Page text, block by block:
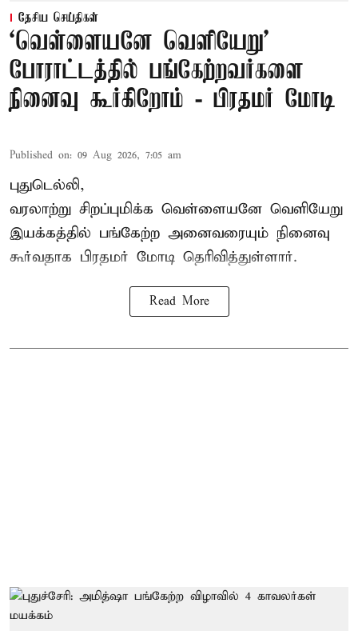
தேசிய செய்திகள்
‘வெள்ளையனே வெளியேறு’
போராட்டத்தில் பங்கேற்றவர்களை
நினைவு கூர்கிறோம் - பிரதமர் மோடி
Published on: 09 Aug 2026, 7:05 am
புதுடெல்லி,
வரலாற்று சிறப்புமிக்க வெள்ளையனே வெளியேறு
இயக்கத்தில் பங்கேற்ற அனைவரையும் நினைவு
கூர்வதாக பிரதமர் மோடி தெரிவித்துள்ளார்.
Read More